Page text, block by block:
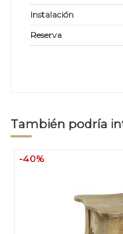
Instalación
Reserva
También podría
-40%